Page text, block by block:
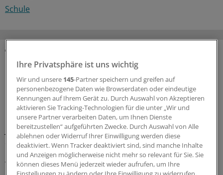
Schule
MEHR ZUM THEMA
Längsschnittliche Kohortenstudie
Ist zu wenig Social Media auch nicht gut für
Kinder und Jugendliche?
Die Ergebnisse einer Befragung von Kindern und
Jugendlichen legen nahe, dass nicht nur eine hohe
Social-Media-Nutzung das Wohlbefinden trüben kann –
unter bestimmten Umständen ging auch eine
vollständige Abstinenz mit Nachteilen einher.
Ihre Privatsphäre ist uns wichtig
Wir und unsere 145-Partner speichern und greifen auf
personenbezogene Daten wie Browserdaten oder eindeutige
Kennungen auf Ihrem Gerät zu. Durch Auswahl von Akzeptieren
aktivieren Sie Tracking-Technologien für die unter „Wir und
unsere Partner verarbeiten Daten, um Ihnen Dienste
bereitzustellen“ aufgeführten Zwecke. Durch Auswahl von Alle
ablehnen oder Widerruf Ihrer Einwilligung werden diese
deaktiviert. Wenn Tracker deaktiviert sind, sind manche Inhalte
und Anzeigen möglicherweise nicht mehr so relevant für Sie. Sie
können dieses Menü jederzeit wieder aufrufen, um Ihre